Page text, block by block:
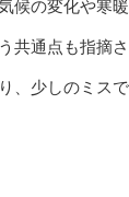
候の変化や寒
共通点も指摘
、少しのミス